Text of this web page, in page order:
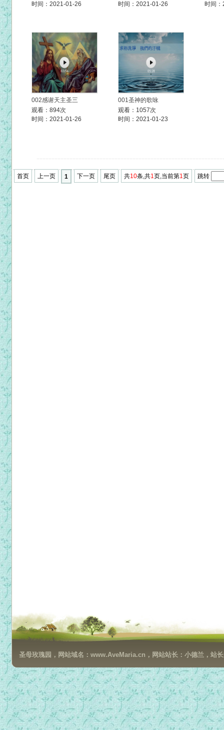
时间：2021-01-26
时间：2021-01-26
时间
002感谢天主圣三
观看：894次
时间：2021-01-26
001圣神的歌咏
观看：1057次
时间：2021-01-23
首页 上一页 1 下一页 尾页 共10条,共1页,当前第1页 跳转
圣母玫瑰园，网站域名：www.AveMaria.cn，网站站长：小德兰，